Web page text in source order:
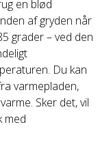
en blød
af gryden når
grader – ved den
Du kan
varmepladen,
Sker det, vil
med